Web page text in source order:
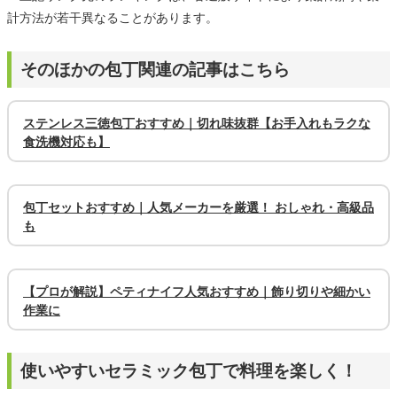
計方法が若干異なることがあります。
そのほかの包丁関連の記事はこちら
ステンレス三徳包丁おすすめ｜切れ味抜群【お手入れもラクな
食洗機対応も】
包丁セットおすすめ｜人気メーカーを厳選！ おしゃれ・高級品
も
【プロが解説】ペティナイフ人気おすすめ｜飾り切りや細かい
作業に
使いやすいセラミック包丁で料理を楽しく！